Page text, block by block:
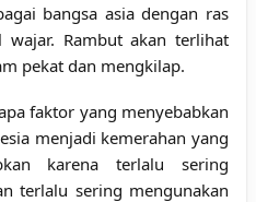
bangsa asia dengan ras
Rambut akan terlihat
pekat dan mengkilap.
faktor yang menyebabkan
menjadi kemerahan yang
karena terlalu sering
terlalu sering mengunakan